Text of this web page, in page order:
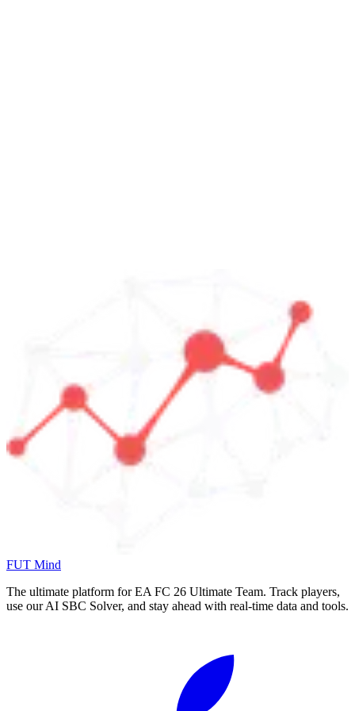
FUT Mind
The ultimate platform for EA FC 26 Ultimate Team. Track players,
use our AI SBC Solver, and stay ahead with real-time data and tools.